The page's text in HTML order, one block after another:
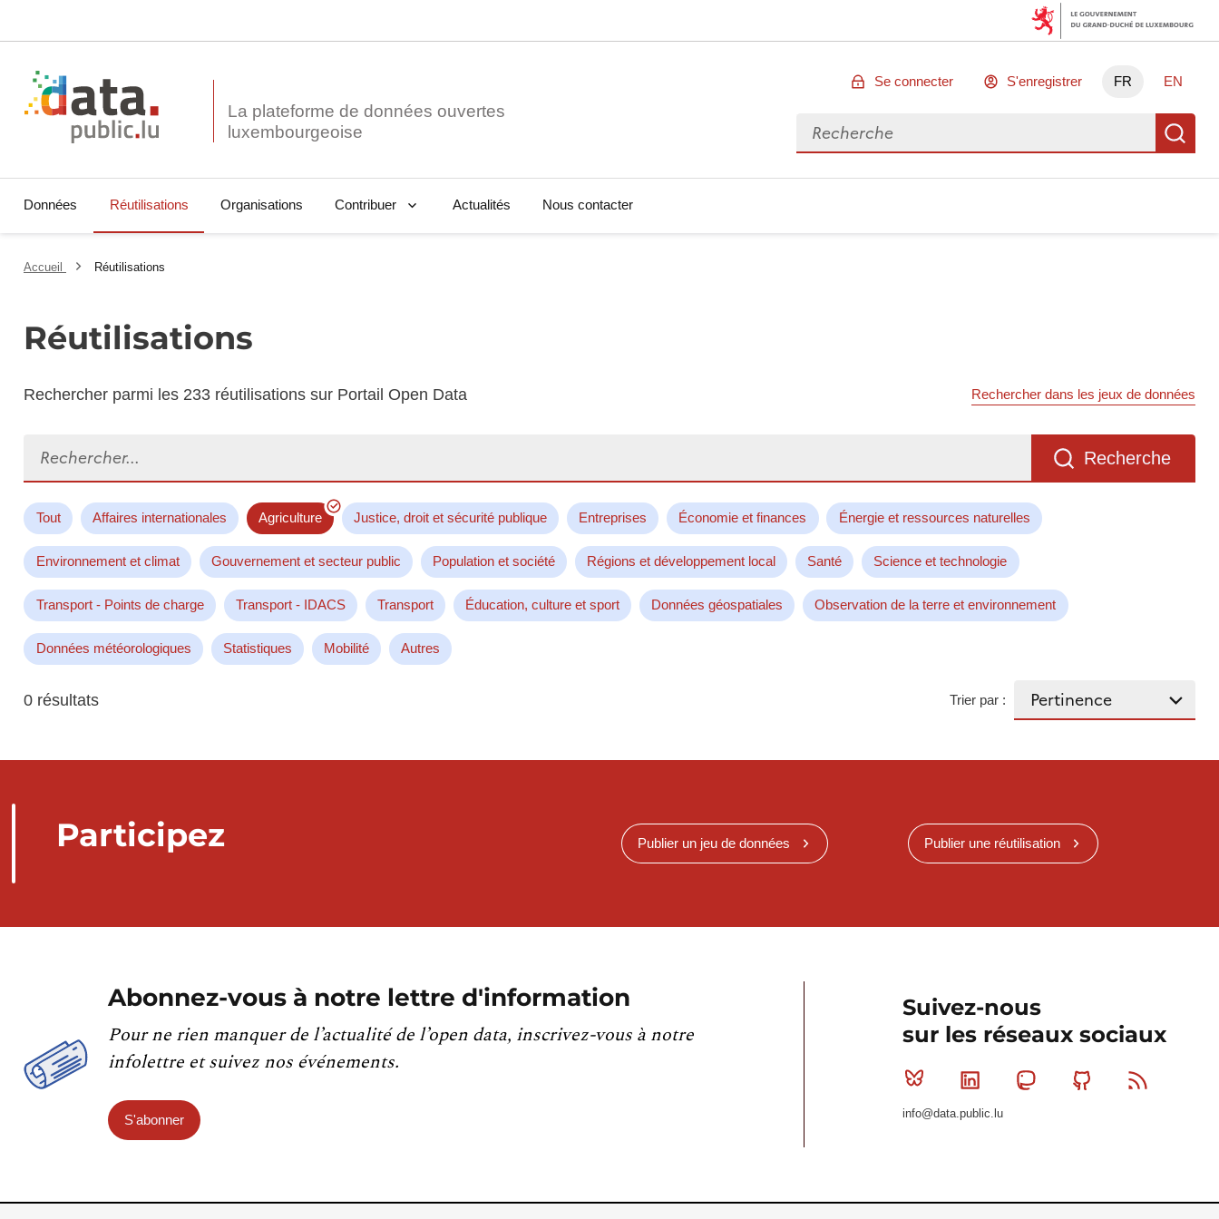
La plateforme de données ouvertes
Se connecter S'enregistrer FR EN
Rechercher des données
Données Réutilisations Organisations Contribuer Actualités Nous contacter
Accueil Réutilisations
Réutilisations
Rechercher parmi les 233 réutilisations sur Portail Open Data Rechercher dans les jeux de données
Recherche
Tout Affaires internationales Agriculture Justice, droit et sécurité publique Entreprises Économie et finances Énergie et ressources naturelles
Environnement et climat Gouvernement et secteur public Population et société Régions et développement local Santé Science et technologie
Transport - Points de charge Transport - IDACS Transport Éducation, culture et sport Données géospatiales Observation de la terre et environnement
Données météorologiques Statistiques Mobilité Autres
0 résultats Trier par :
Participez Publier un jeu de données Publier une réutilisation
Abonnez-vous à notre lettre d'information
Pour ne rien manquer de l’actualité de l’open data, inscrivez-vous à notre
infolettre et suivez nos événements.
S'abonner
Suivez-nous
sur les réseaux sociaux
Bluesky Linkedin MastodonGithub
info@data.public.lu